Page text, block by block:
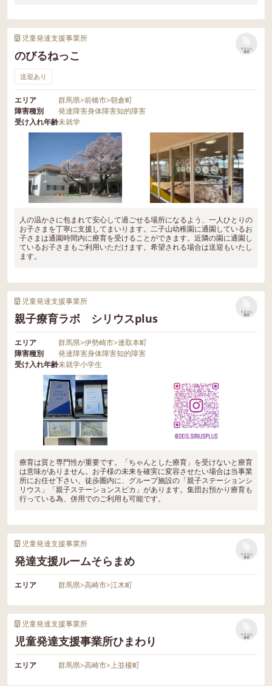
児童発達支援事業所
のびるねっこ
リストに
保存
送迎あり
エリア 群馬県>前橋市>朝倉町
障害種別
発達障害身体障害知的障害
受け入れ年齢未就学
人の温かさに包まれて安心して過ごせる場所になるよう、一人ひとりの
お子さまを丁寧に支援してまいります。二子山幼稚園に通園しているお
子さまは通園時間内に療育を受けることができます。近隣の園に通園し
ているお子さまもご利用いただけます。希望される場合は送迎もいたし
ます。
児童発達支援事業所
親子療育ラボ シリウスplus
リストに
保存
エリア 群馬県>伊勢崎市>連取本町
障害種別
発達障害身体障害知的障害
受け入れ年齢未就学小学生
療育は質と専門性が重要です。「ちゃんとした療育」を受けないと療育
は意味がありません。お子様の未来を確実に変容させたい場合は当事業
所にお任せ下さい。徒歩圏内に、グループ施設の「親子ステーションシ
リウス」「親子ステーションスピカ」があります。集団お預かり療育も
行っている為、併用でのご利用も可能です。
児童発達支援事業所
発達支援ルームそらまめ
リストに
保存
エリア 群馬県>高崎市>江木町
児童発達支援事業所
児童発達支援事業所ひまわり
リストに
保存
エリア 群馬県>高崎市>上並榎町